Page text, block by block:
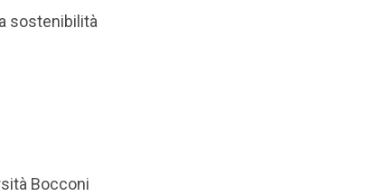
sostenibilità
Bocconi